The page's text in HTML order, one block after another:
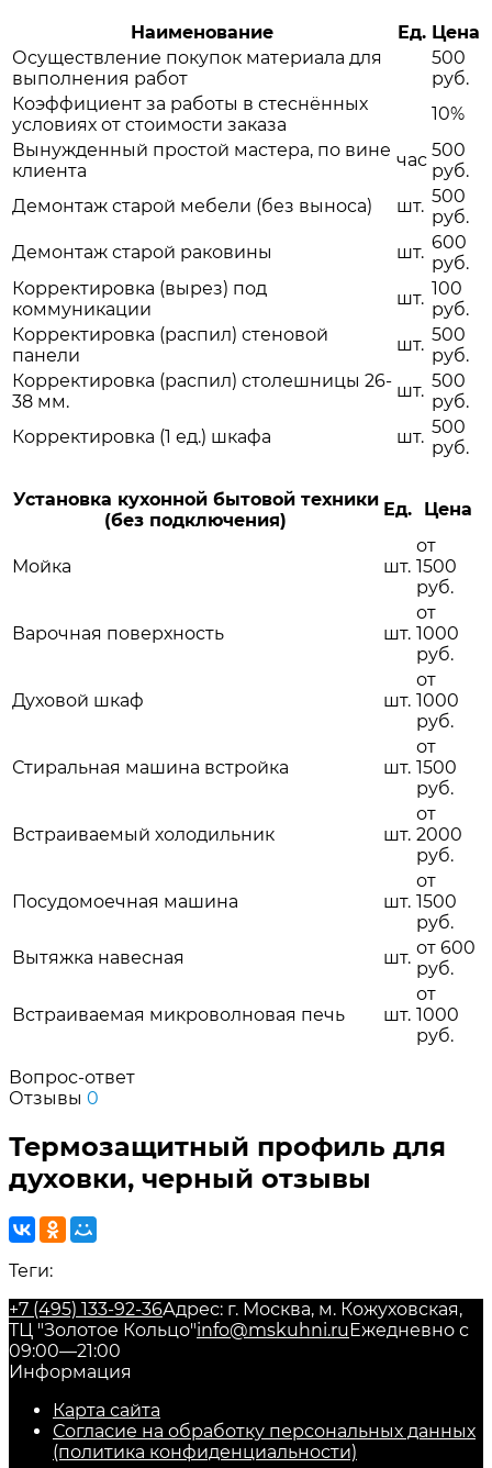
Наименование Ед. Цена
Осуществление покупок материала для
выполнения работ
500
руб.
Коэффициент за работы в стеснённых
условиях от стоимости заказа
10%
Вынужденный простой мастера, по вине
клиента
час 500
руб.
Демонтаж старой мебели (без выноса)
шт. 500
руб.
Демонтаж старой раковины
шт. 600
руб.
Корректировка (вырез) под
коммуникации
шт. 100
руб.
Корректировка (распил) стеновой
панели
шт. 500
руб.
Корректировка (распил) столешницы 26-
38 мм.
шт. 500
руб.
Корректировка (1 ед.) шкафа
шт. 500
руб.
Установка кухонной бытовой техники
(без подключения)
Ед. Цена
Мойка шт.
от
1500
руб.
Варочная поверхность шт.
от
1000
руб.
Духовой шкаф шт.
от
1000
руб.
Стиральная машина встройка шт.
от
1500
руб.
Встраиваемый холодильник шт.
от
2000
руб.
Посудомоечная машина шт.
от
1500
руб.
Вытяжка навесная
шт. от 600
руб.
Встраиваемая микроволновая печь шт.
от
1000
руб.
Вопрос-ответ
Отзывы 0
Термозащитный профиль для
духовки, черный отзывы
Теги:
+7 (495) 133-92-36Адрес: г. Москва, м. Кожуховская,
ТЦ "Золотое Кольцо"info@mskuhni.ru Ежедневно с
09:00—21:00
Информация
Карта сайта
Согласие на обработку персональных данных
(политика конфиденциальности)